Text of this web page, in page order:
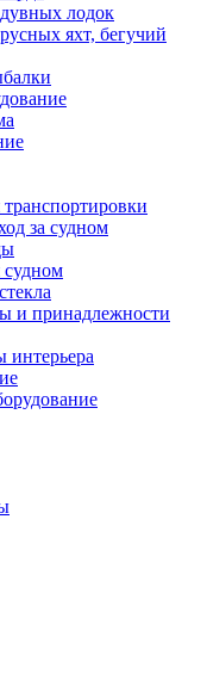
лодок
яхт, бегучий
за судном
и принадлежности
интерьера